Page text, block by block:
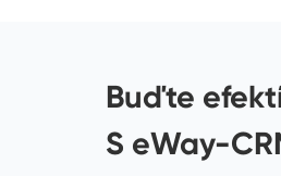
Buďte
S eWay-